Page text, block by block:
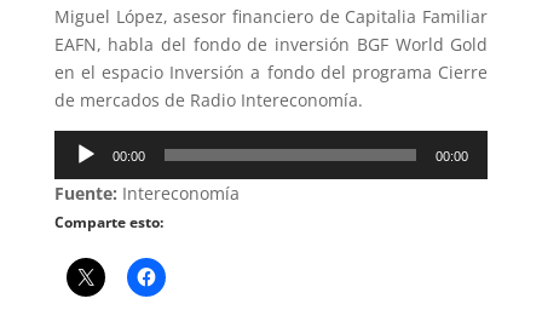
Miguel López, asesor financiero de Capitalia Familiar
EAFN, habla del fondo de inversión BGF World Gold
en el espacio Inversión a fondo del programa Cierre
de mercados de Radio Intereconomía.
Reproductor
audio
00:00 00:00
Fuente: Intereconomía
Comparte esto: